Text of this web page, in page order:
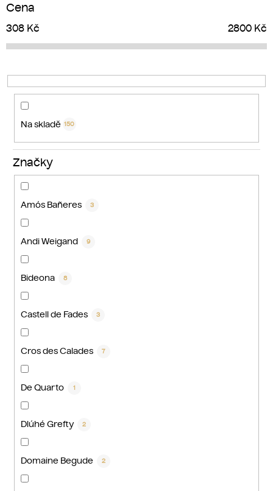
r
o
d
k
t
Cena
308 Kč 2800 Kč
Na skladě 150
Značky
Amós Bañeres 3
Andi Weigand 9
Bideona 8
Castell de Fades 3
Cros des Calades 7
De Quarto 1
Dlúhé Grefty 2
Domaine Begude 2